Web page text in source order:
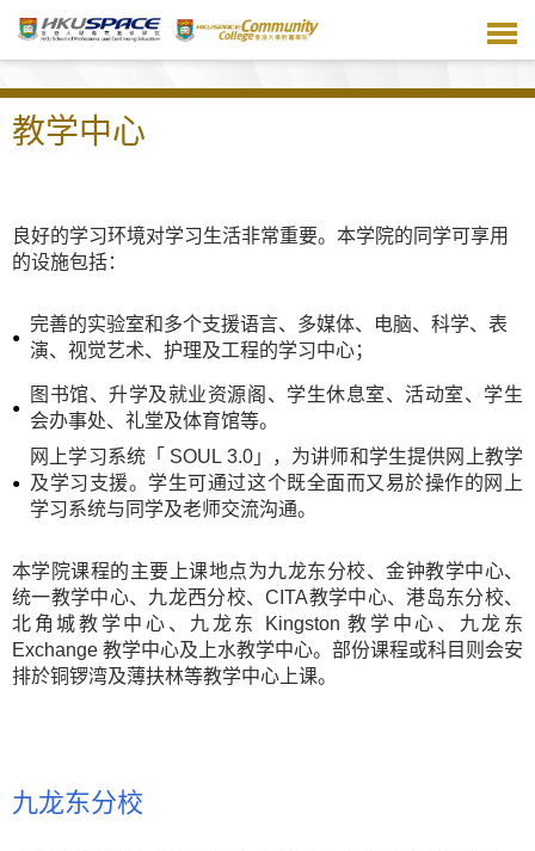
主
容教学中心
良好的学习环境对学习生活非常重要。本学院的同学可享用
的设施包括：
完善的实验室和多个支援语言、多媒体、电脑、科学、表
演、视觉艺术、护理及工程的学习中心；
图书馆、升学及就业资源阁、学生休息室、活动室、学生
会办事处、礼堂及体育馆等。
网上学习系统「 SOUL 3.0」，为讲师和学生提供网上教学
及学习支援。学生可通过这个既全面而又易於操作的网上
学习系统与同学及老师交流沟通。
本学院课程的主要上课地点为九龙东分校、金钟教学中心、
统一教学中心、九龙西分校、CITA教学中心、港岛东分校、
北角城教学中心、九龙东 Kingston 教学中心、九龙东
Exchange 教学中心及上水教学中心。部份课程或科目则会安
排於铜锣湾及薄扶林等教学中心上课。
九龙东分校